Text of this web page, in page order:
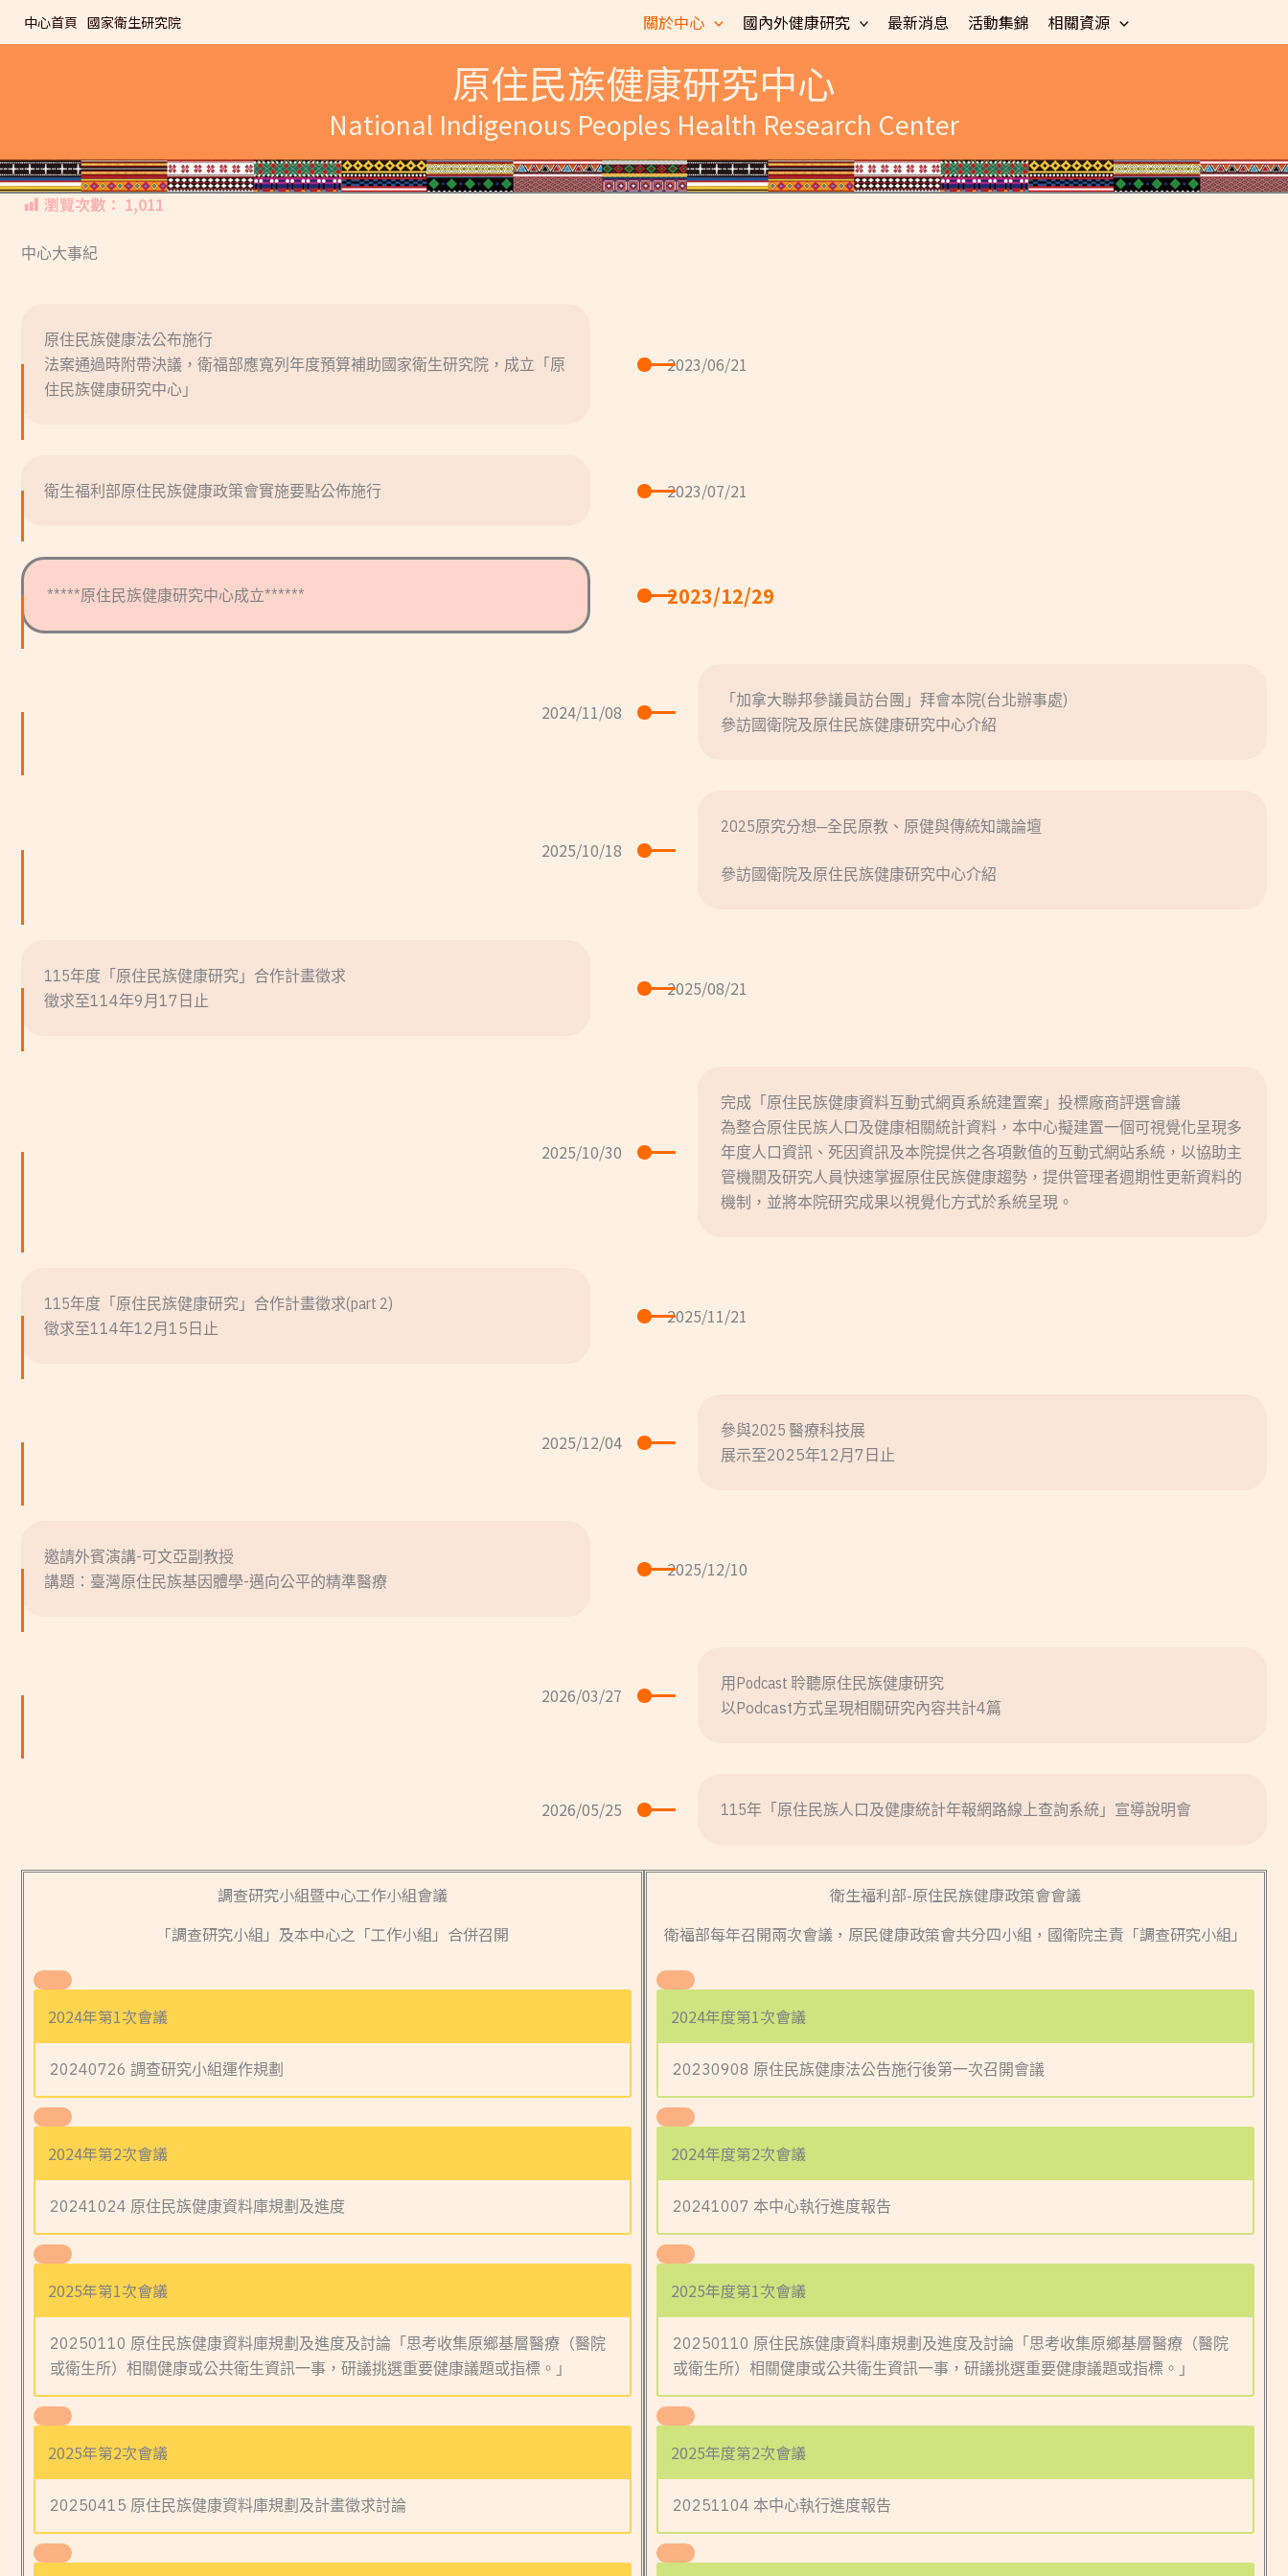
中心首頁 國家衛生研究院 關於中心 國內外健康研究 最新消息 活動集錦 相關資源
原住民族健康研究中心
National Indigenous Peoples Health Research Center
瀏覽次數： 1,011
中心大事紀
2023/06/21
原住民族健康法公布施行
法案通過時附帶決議，衛福部應寬列年度預算補助國家衛生研究院，成立「原
住民族健康研究中心」
2023/07/21
衛生福利部原住民族健康政策會實施要點公佈施行
2023/12/29
*****原住民族健康研究中心成立******
2024/11/08
「加拿大聯邦參議員訪台團」拜會本院(台北辦事處)
參訪國衛院及原住民族健康研究中心介紹
2025/10/18
2025原究分想─全民原教、原健與傳統知識論壇
參訪國衛院及原住民族健康研究中心介紹
2025/08/21
115年度「原住民族健康研究」合作計畫徵求
徵求至114年9月17日止
2025/10/30
完成「原住民族健康資料互動式網頁系統建置案」投標廠商評選會議
為整合原住民族人口及健康相關統計資料，本中心擬建置一個可視覺化呈現多
年度人口資訊、死因資訊及本院提供之各項數值的互動式網站系統，以協助主
管機關及研究人員快速掌握原住民族健康趨勢，提供管理者週期性更新資料的
機制，並將本院研究成果以視覺化方式於系統呈現。
2025/11/21
115年度「原住民族健康研究」合作計畫徵求(part 2)
徵求至114年12月15日止
2025/12/04
參與2025 醫療科技展
展示至2025年12月7日止
2025/12/10
邀請外賓演講-可文亞副教授
講題：臺灣原住民族基因體學-邁向公平的精準醫療
2026/03/27
用Podcast 聆聽原住民族健康研究
以Podcast方式呈現相關研究內容共計4篇
2026/05/25 115年「原住民族人口及健康統計年報網路線上查詢系統」宣導說明會
調查研究小組暨中心工作小組會議
「調查研究小組」及本中心之「工作小組」合併召開
2024年第1次會議
20240726 調查研究小組運作規劃
2024年第2次會議
20241024 原住民族健康資料庫規劃及進度
2025年第1次會議
20250110 原住民族健康資料庫規劃及進度及討論「思考收集原鄉基層醫療（醫院
或衛生所）相關健康或公共衛生資訊一事，研議挑選重要健康議題或指標。」
2025年第2次會議
20250415 原住民族健康資料庫規劃及計畫徵求討論
衛生福利部-原住民族健康政策會會議
衛福部每年召開兩次會議，原民健康政策會共分四小組，國衛院主責「調查研究小組」
2024年度第1次會議
20230908 原住民族健康法公告施行後第一次召開會議
2024年度第2次會議
20241007 本中心執行進度報告
2025年度第1次會議
20250110 原住民族健康資料庫規劃及進度及討論「思考收集原鄉基層醫療（醫院
或衛生所）相關健康或公共衛生資訊一事，研議挑選重要健康議題或指標。」
2025年度第2次會議
20251104 本中心執行進度報告